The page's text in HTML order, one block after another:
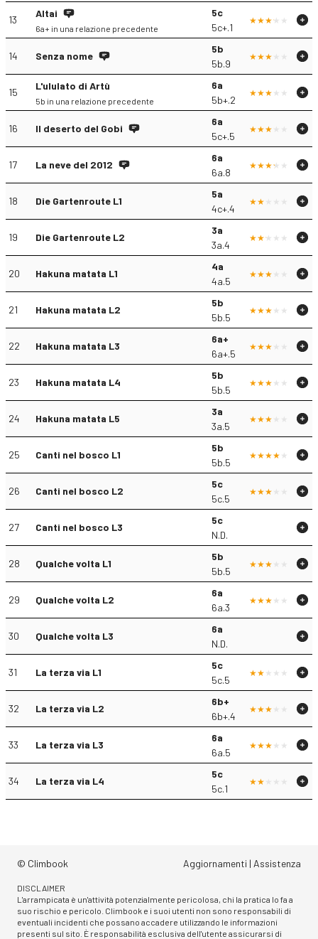
13
Altai
6a+ in una relazione precedente
5c
5c+.1
14 Senza nome
5b
5b.9
15
L'ululato di Artù
5b in una relazione precedente
6a
5b+.2
16 Il deserto del Gobi
6a
5c+.5
17 La neve del 2012
6a
6a.8
18 Die Gartenroute L1
5a
4c+.4
19 Die Gartenroute L2
3a
3a.4
20 Hakuna matata L1
4a
4a.5
21 Hakuna matata L2
5b
5b.5
22 Hakuna matata L3
6a+
6a+.5
23 Hakuna matata L4
5b
5b.5
24 Hakuna matata L5
3a
3a.5
25 Canti nel bosco L1
5b
5b.5
26 Canti nel bosco L2
5c
5c.5
27 Canti nel bosco L3
5c
N.D.
28 Qualche volta L1
5b
5b.5
29 Qualche volta L2
6a
6a.3
30 Qualche volta L3
6a
N.D.
31 La terza via L1
5c
5c.5
32 La terza via L2
6b+
6b+.4
33 La terza via L3
6a
6a.5
34 La terza via L4
5c
5c.1
© Climbook Aggiornamenti | Assistenza
DISCLAIMER
L'arrampicata è un'attività potenzialmente pericolosa, chi la pratica lo fa a
suo rischio e pericolo. Climbook e i suoi utenti non sono responsabili di
eventuali incidenti che possano accadere utilizzando le informazioni
presenti sul sito. È responsabilità esclusiva dell'utente assicurarsi di